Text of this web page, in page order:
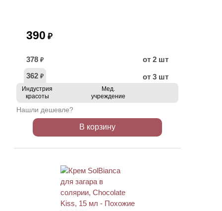
390 ₽
378 ₽
от 2 шт
362 ₽ от 3 шт
Индустрия
красоты
Мед.
учреждение
Нашли дешевле?
В корзину